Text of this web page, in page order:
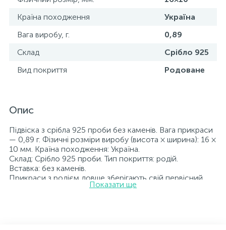
Країна походження
Україна
Вага виробу, г.
0,89
Склад
Срібло 925
Вид покриття
Родоване
Опис
Підвіска з срібла 925 проби без каменів. Вага прикраси
— 0,89 г. Фізичні розміри виробу (висота × ширина): 16 ×
10 мм. Країна походження: Україна.
Склад: Срібло 925 проби. Тип покриття: родій.
Вставка: без каменів.
Прикраси з родієм довше зберігають свій первісний
вигляд, а саме колір і блиск металу. Усі ювелірні вироби,
Показати ще